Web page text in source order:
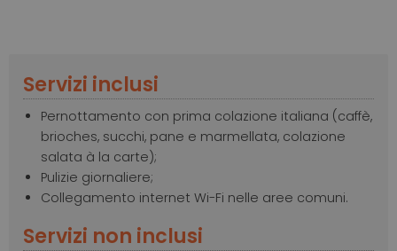
Servizi inclusi
Pernottamento con prima colazione italiana (caffè,
brioches, succhi, pane e marmellata, colazione
salata à la carte);
Pulizie giornaliere;
Collegamento internet Wi-Fi nelle aree comuni.
Servizi non inclusi